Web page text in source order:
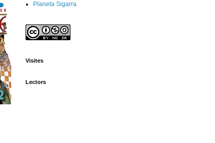
Planeta Sigarra
Visites
Lectors